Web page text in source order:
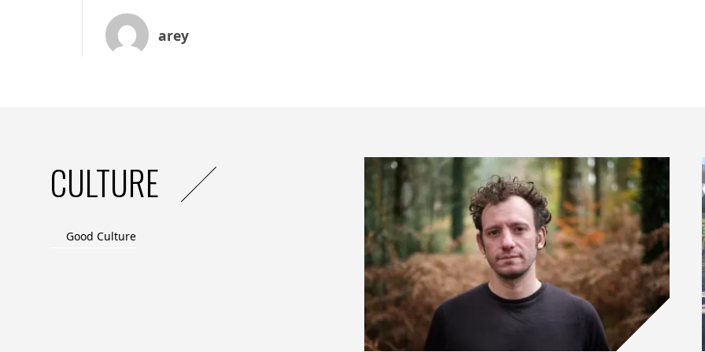
d’élaboration seront audités par les commissaires aux comptes.
2 – S’y mettre sans attendre
pas gérées jusque-là. Celles qui sont déjà concernées par le reporting extra-financier ont un
effort important à consentir pour se mettre en conformité. Il n’est pas rare que leur rapport
actuel ne couvre que 30 % des obligations du rapport futur. Pour les entreprises de plus petite
taille (entre 250 et 500 salariés), la charge de travail est encore plus importante puisque, très
souvent, tout est à construire.
Pour ces raisons, il est hasardeux d’attendre.
Il est recommandé de mettre en place un outil numérique de reporting extra-financier pour
arey
CULTURE
Good Culture